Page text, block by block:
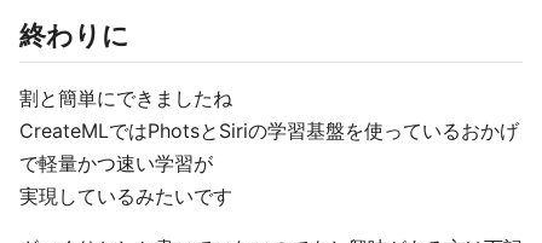
終わりに
割と簡単にできましたね
CreateMLではPhotsとSiriの学習基盤を使っているおかげ
で軽量かつ速い学習が
実現しているみたいです